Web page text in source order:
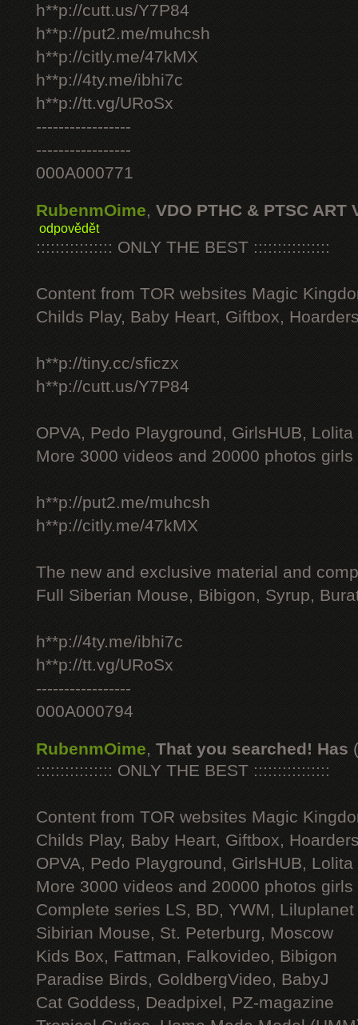
h**p://cutt.us/Y7P84
h**p://put2.me/muhcsh
h**p://citly.me/47kMX
h**p://4ty.me/ibhi7c
h**p://tt.vg/URoSx
-----------------
-----------------
000A000771
RubenmOime, VDO PTHC & PTSC ART
odpovědět
:::::::::::::::: ONLY THE BEST ::::::::::::::::
Content from TOR websites Magic
Childs Play, Baby Heart, Giftbox,
h**p://tiny.cc/sficzx
h**p://cutt.us/Y7P84
OPVA, Pedo Playground, GirlsHUB, Lolita
More 3000 videos and 20000 photos
h**p://put2.me/muhcsh
h**p://citly.me/47kMX
The new and exclusive material and
Full Siberian Mouse, Bibigon, Syrup,
h**p://4ty.me/ibhi7c
h**p://tt.vg/URoSx
-----------------
000A000794
RubenmOime, That you searched! Has
:::::::::::::::: ONLY THE BEST ::::::::::::::::
Content from TOR websites Magic
Childs Play, Baby Heart, Giftbox,
OPVA, Pedo Playground, GirlsHUB, Lolita
More 3000 videos and 20000 photos
Complete series LS, BD, YWM, Liluplanet
Sibirian Mouse, St. Peterburg, Moscow
Kids Box, Fattman, Falkovideo, Bibigon
Paradise Birds, GoldbergVideo, BabyJ
Cat Goddess, Deadpixel, PZ-magazine